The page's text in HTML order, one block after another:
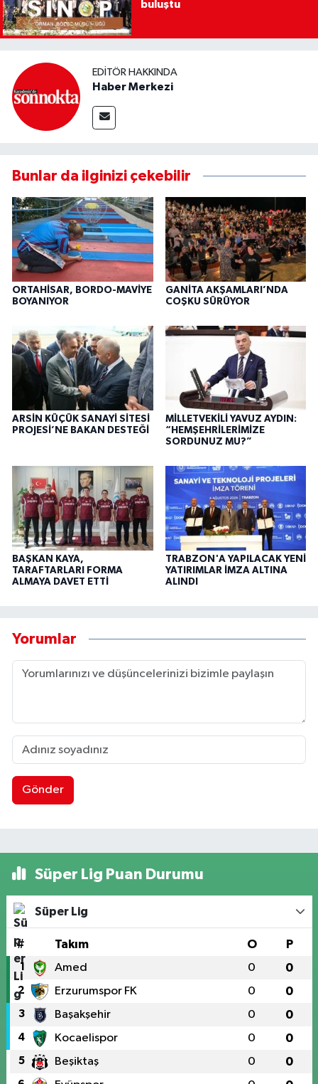
buluştu
EDITÖR HAKKINDA
Haber Merkezi
Bunlar da ilginizi çekebilir
ORTAHİSAR, BORDO-MAVİYE
BOYANIYOR
GANİTA AKŞAMLARI’NDA
COŞKU SÜRÜYOR
ARSİN KÜÇÜK SANAYİ SİTESİ
PROJESİ’NE BAKAN DESTEĞİ
MİLLETVEKİLİ YAVUZ AYDIN:
“HEMŞEHRİLERİMİZE
SORDUNUZ MU?”
BAŞKAN KAYA,
TARAFTARLARI FORMA
ALMAYA DAVET ETTİ
TRABZON'A YAPILACAK YENİ
YATIRIMLAR İMZA ALTINA
ALINDI
Yorumlar
Gönder
Süper Lig Puan Durumu
Süper Lig
# Takım O P
1 Amed 0 0
2 Erzurumspor FK 0 0
3 Başakşehir 0 0
4 Kocaelispor 0 0
5 Beşiktaş 0 0